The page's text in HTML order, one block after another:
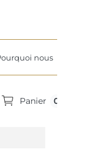
nous
Panier 0